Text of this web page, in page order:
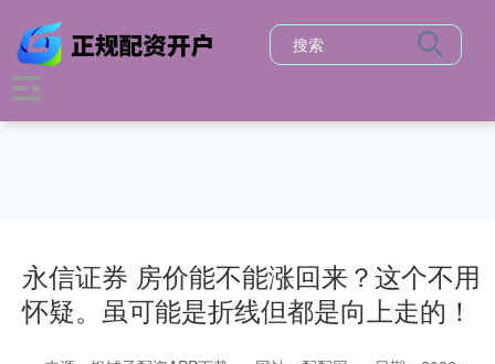
永信证券 房价能不能涨回来？这个不用
怀疑。虽可能是折线但都是向上走的！